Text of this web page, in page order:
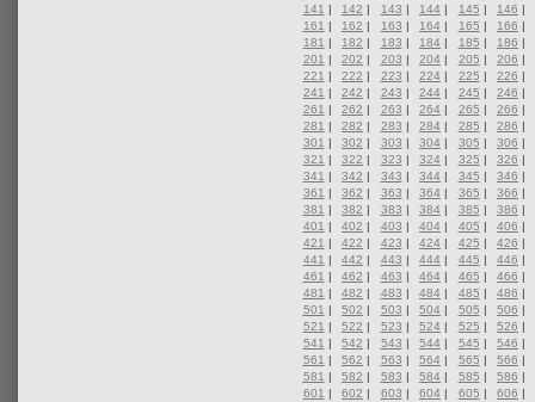
141 | 142 | 143 | 144 | 145 | 146 |
161 | 162 | 163 | 164 | 165 | 166 |
181 | 182 | 183 | 184 | 185 | 186 |
201 | 202 | 203 | 204 | 205 | 206 |
221 | 222 | 223 | 224 | 225 | 226 |
241 | 242 | 243 | 244 | 245 | 246 |
261 | 262 | 263 | 264 | 265 | 266 |
281 | 282 | 283 | 284 | 285 | 286 |
301 | 302 | 303 | 304 | 305 | 306 |
321 | 322 | 323 | 324 | 325 | 326 |
341 | 342 | 343 | 344 | 345 | 346 |
361 | 362 | 363 | 364 | 365 | 366 |
381 | 382 | 383 | 384 | 385 | 386 |
401 | 402 | 403 | 404 | 405 | 406 |
421 | 422 | 423 | 424 | 425 | 426 |
441 | 442 | 443 | 444 | 445 | 446 |
461 | 462 | 463 | 464 | 465 | 466 |
481 | 482 | 483 | 484 | 485 | 486 |
501 | 502 | 503 | 504 | 505 | 506 |
521 | 522 | 523 | 524 | 525 | 526 |
541 | 542 | 543 | 544 | 545 | 546 |
561 | 562 | 563 | 564 | 565 | 566 |
581 | 582 | 583 | 584 | 585 | 586 |
601 | 602 | 603 | 604 | 605 | 606 |